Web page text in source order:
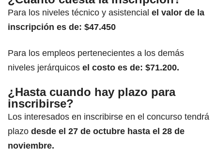
Para los niveles técnico y asistencial el valor de la
inscripción es de: $47.450
Para los empleos pertenecientes a los demás
niveles jerárquicos el costo es de: $71.200.
¿Hasta cuando hay plazo para
inscribirse?
Los interesados en inscribirse en el concurso tendrá
plazo desde el 27 de octubre hasta el 28 de
noviembre.